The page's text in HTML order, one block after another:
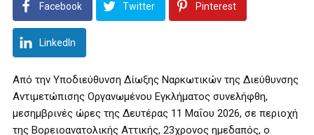
Facebook Twitter Pinterest
LinkedIn
Από την Υποδιεύθυνση Δίωξης Ναρκωτικών της Διεύθυνσης
Αντιμετώπισης Οργανωμένου Εγκλήματος συνελήφθη,
μεσημβρινές ώρες της Δευτέρας 11 Μαΐου 2026, σε περιοχή
της Βορειοανατολικής Αττικής, 23χρονος ημεδαπός, ο